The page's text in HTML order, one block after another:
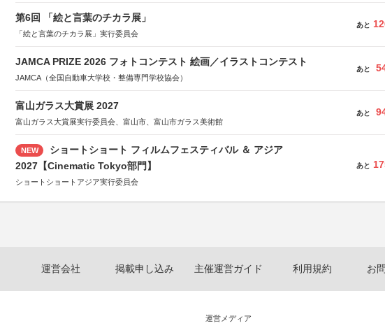
第6回 「絵と言葉のチカラ展」
「絵と言葉のチカラ展」実行委員会
あと
JAMCA PRIZE 2026 フォトコンテスト 絵画／イラストコンテスト
JAMCA（全国自動車大学校・整備専門学校協会）
あと
富山ガラス大賞展 2027
富山ガラス大賞展実行委員会、富山市、富山市ガラス美術館
あと
NEW
ショートショート フィルムフェスティバル ＆ アジア
2027【Cinematic Tokyo部門】
ショートショートアジア実行委員会
あと
運営会社 掲載申し込み 主催運営ガイド 利用規約 お
運営メディア